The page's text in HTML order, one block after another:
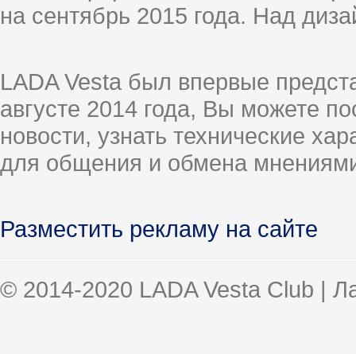
на сентябрь 2015 года. Над
LADA Vesta был впервые
августе 2014 года, Вы можете
новости, узнать технические
для общения и обмена
Разместить рекламу на сайте
© 2014-2020 LADA Vesta Club |